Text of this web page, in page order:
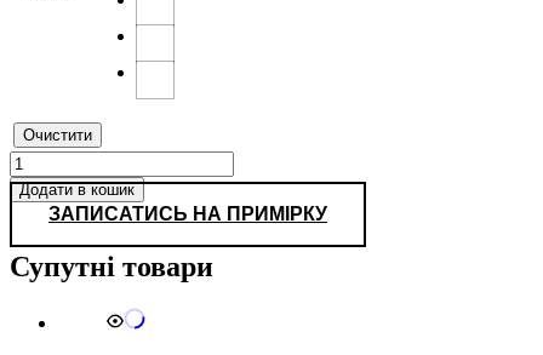
Очистити
0369
кількість
Додати в кошик
ЗАПИСАТИСЬ НА ПРИМІРКУ
Супутні товари